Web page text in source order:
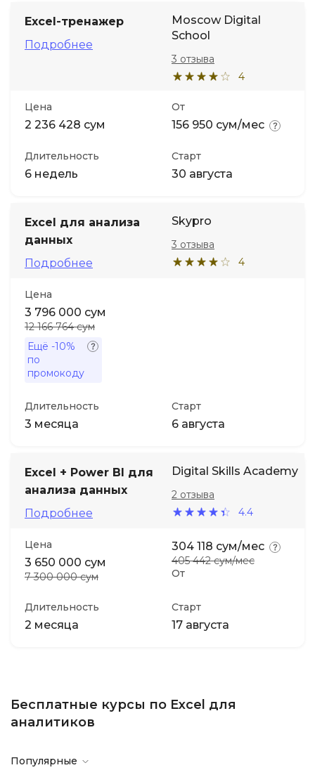
Excel-тренажер
Подробнее
Moscow Digital
School
4
3 отзыва
Цена
2 236 428 сум
От
156 950 сум/мес
Длительность
6 недель
Старт
30 августа
Excel для анализа
данных
Подробнее
Skypro
4
3 отзыва
Цена
3 796 000 сум
12 166 764 сум
Ещё -10%
по
промокоду
Длительность
3 месяца
Старт
6 августа
Excel + Power BI для
анализа данных
Подробнее
Digital Skills Academy
4.4
2 отзыва
Цена
3 650 000 сум
7 300 000 сум От
304 118 сум/мес
405 442 сум/мес
Длительность
2 месяца
Старт
17 августа
Бесплатные курсы по Excel для
аналитиков
Популярные